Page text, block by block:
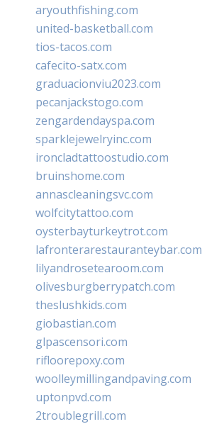
aryouthfishing.com
united-basketball.com
tios-tacos.com
cafecito-satx.com
graduacionviu2023.com
pecanjackstogo.com
zengardendayspa.com
sparklejewelryinc.com
ironcladtattoostudio.com
bruinshome.com
annascleaningsvc.com
wolfcitytattoo.com
oysterbayturkeytrot.com
lafronterarestauranteybar.com
lilyandrosetearoom.com
olivesburgberrypatch.com
theslushkids.com
giobastian.com
glpascensori.com
rifloorepoxy.com
woolleymillingandpaving.com
uptonpvd.com
2troublegrill.com